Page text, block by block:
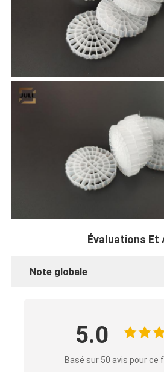
Évaluations Et
Note globale
5.0
Basé sur 50 avis pour ce